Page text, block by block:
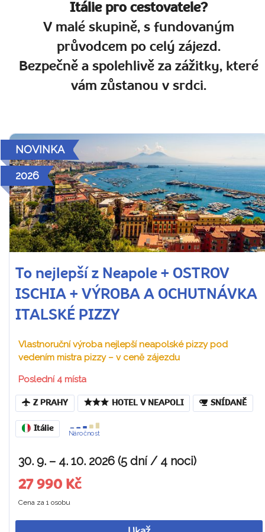
Itálie pro cestovatele?
V malé skupině, s fundovaným
průvodcem po celý zájezd.
Bezpečně a spolehlivě za zážitky, které
vám zůstanou v srdci.
NOVINKA
2026
To nejlepší z Neapole + OSTROV
ISCHIA + VÝROBA A OCHUTNÁVKA
ITALSKÉ PIZZY
Vlastnoruční výroba nejlepší neapolské pizzy pod
vedením mistra pizzy – v ceně zájezdu
Poslední 4 místa
Z PRAHY HOTEL V NEAPOLI SNÍDANĚ
Itálie
Náročnost
30. 9. – 4. 10. 2026 (5 dní / 4 noci)
27 990 Kč
Cena za 1 osobu